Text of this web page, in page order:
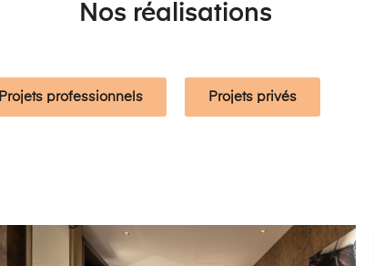
Nos réalisations
Projets professionnels Projets privés